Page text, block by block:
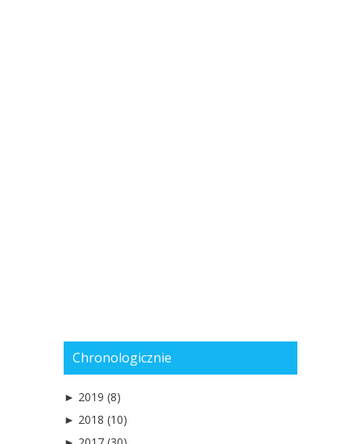
Chronologicznie
► 2019 (8)
► 2018 (10)